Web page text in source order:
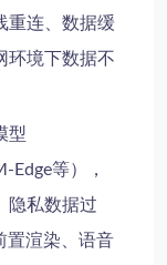
重连、数据缓
环境下数据不
型
Edge等），
隐私数据过
置渲染、语音